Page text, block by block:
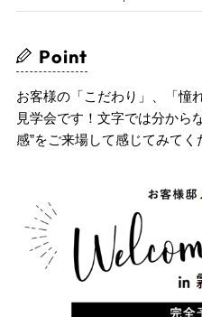
Point
お客様の「こだわり」、「憧
見学会です！文字では分から
感”をご来場して感じてみてく